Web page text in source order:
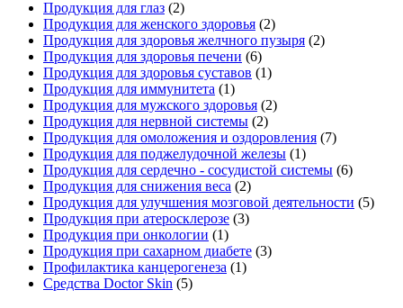
Продукция для глаз (2)
Продукция для женского здоровья (2)
Продукция для здоровья желчного пузыря (2)
Продукция для здоровья печени (6)
Продукция для здоровья суставов (1)
Продукция для иммунитета (1)
Продукция для мужского здоровья (2)
Продукция для нервной системы (2)
Продукция для омоложения и оздоровления (7)
Продукция для поджелудочной железы (1)
Продукция для сердечно - сосудистой системы (6)
Продукция для снижения веса (2)
Продукция для улучшения мозговой деятельности (5)
Продукция при атеросклерозе (3)
Продукция при онкологии (1)
Продукция при сахарном диабете (3)
Профилактика канцерогенеза (1)
Средства Doctor Skin (5)